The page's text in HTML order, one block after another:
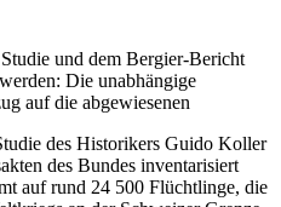
und dem Bergier-Bericht
Die unabhängige
auf die abgewiesenen
des Historikers Guido Koller
des Bundes inventarisiert
auf rund 24 500 Flüchtlinge, die